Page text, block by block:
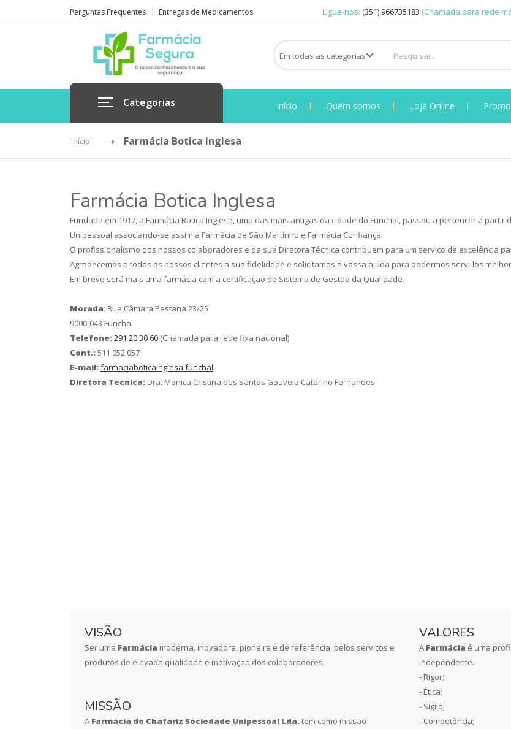
Perguntas Frequentes Entregas de Medicamentos Ligue-nos: (351) 966735183 (Chamada para rede
Categorias Início Quem somos Loja Online
Início Farmácia Botica Inglesa
Farmácia Botica Inglesa
Fundada em 1917, a Farmácia Botica Inglesa, uma das mais antigas da cidade do Funchal, passou a pertencer a
Unipessoal associando-se assim à Farmácia de São Martinho e Farmácia Confiança.
O profissionalismo dos nossos colaboradores e da sua Diretora Técnica contribuem para um serviço de excelência
Agradecemos a todos os nossos clientes a sua fidelidade e solicitamos a vossa ajuda para podermos servi-los
Em breve será mais uma farmácia com a certificação de Sistema de Gestão da Qualidade.
Morada: Rua Câmara Pestana 23/25
9000-043 Funchal
Telefone:291 20 30 60 (Chamada para rede fixa nacional)
Cont.:511 052 057
E-mail:farmaciaboticainglesa.funchal
Diretora Técnica: Dra. Monica Cristina dos Santos Gouveia Catarino Fernandes
VISÃO
Ser uma Farmácia moderna, inovadora, pioneira e de referência, pelos serviços e
produtos de elevada qualidade e motivação dos colaboradores.
MISSÃO
A Farmácia do Chafariz Sociedade Unipessoal Lda.tem como missão
VALORES
A Farmácia é uma
independente.
- Rigor;
- Ética;
- Sigilo;
- Competência;